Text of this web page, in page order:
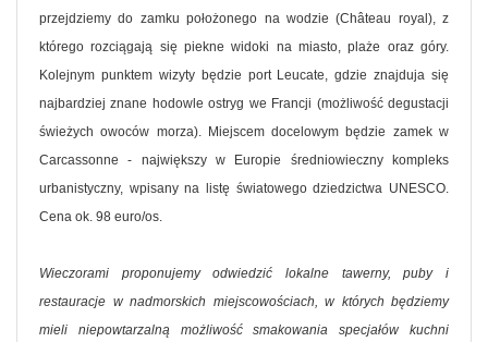
przejdziemy do zamku położonego na wodzie (Château royal), z
którego rozciągają się piekne widoki na miasto, plaże oraz góry.
Kolejnym punktem wizyty będzie port Leucate, gdzie znajduja się
najbardziej znane hodowle ostryg we Francji (możliwość degustacji
świeżych owoców morza). Miejscem docelowym będzie zamek w
Carcassonne - największy w Europie średniowieczny kompleks
urbanistyczny, wpisany na listę światowego dziedzictwa UNESCO.
Cena ok. 98 euro/os.
Wieczorami proponujemy odwiedzić lokalne tawerny, puby i
restauracje w nadmorskich miejscowościach, w których będziemy
mieli niepowtarzalną możliwość smakowania specjałów kuchni